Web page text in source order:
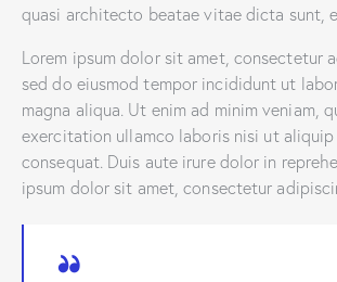
quasi architecto beatae vitae dicta sunt,
Lorem ipsum dolor sit amet, consectetur
sed do eiusmod tempor incididunt ut
magna aliqua. Ut enim ad minim veniam,
exercitation ullamco laboris nisi ut aliquip
consequat. Duis aute irure dolor in
ipsum dolor sit amet, consectetur